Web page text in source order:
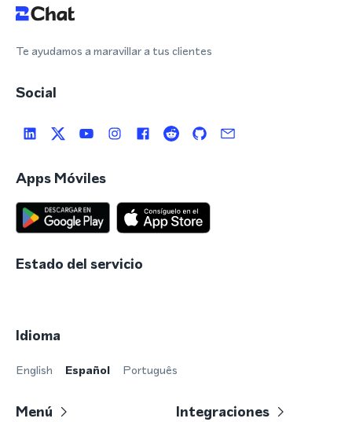
Te ayudamos a maravillar a tus clientes
Social
Apps Móviles
Estado del servicio
Idioma
English Español Português
Menú Integraciones